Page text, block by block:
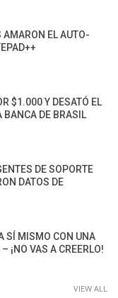
AMARON EL AUTO-
$1.000 Y DESATÓ EL
BANCA DE BRASIL
DE SOPORTE
DATOS DE
SÍ MISMO CON UNA
¡NO VAS A CREERLO!
VIEW ALL